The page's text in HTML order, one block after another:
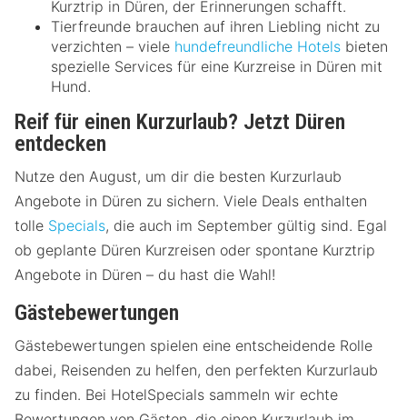
Kurztrip in Düren, der Erinnerungen schafft.
Tierfreunde brauchen auf ihren Liebling nicht zu
verzichten – viele hundefreundliche Hotels bieten
spezielle Services für eine Kurzreise in Düren mit
Hund.
Reif für einen Kurzurlaub? Jetzt Düren
entdecken
Nutze den August, um dir die besten Kurzurlaub
Angebote in Düren zu sichern. Viele Deals enthalten
tolle Specials, die auch im September gültig sind. Egal
ob geplante Düren Kurzreisen oder spontane Kurztrip
Angebote in Düren – du hast die Wahl!
Gästebewertungen
Gästebewertungen spielen eine entscheidende Rolle
dabei, Reisenden zu helfen, den perfekten Kurzurlaub
zu finden. Bei HotelSpecials sammeln wir echte